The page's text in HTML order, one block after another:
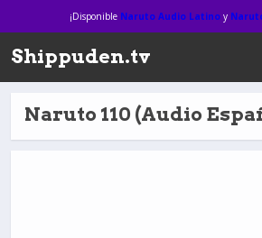
¡Disponible Naruto Audio Latinoy
Shippuden.tv
Naruto 110 (Audio